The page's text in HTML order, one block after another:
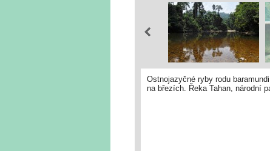
Ostnojazyčné ryby rodu
na březích. Řeka Tahan, národní